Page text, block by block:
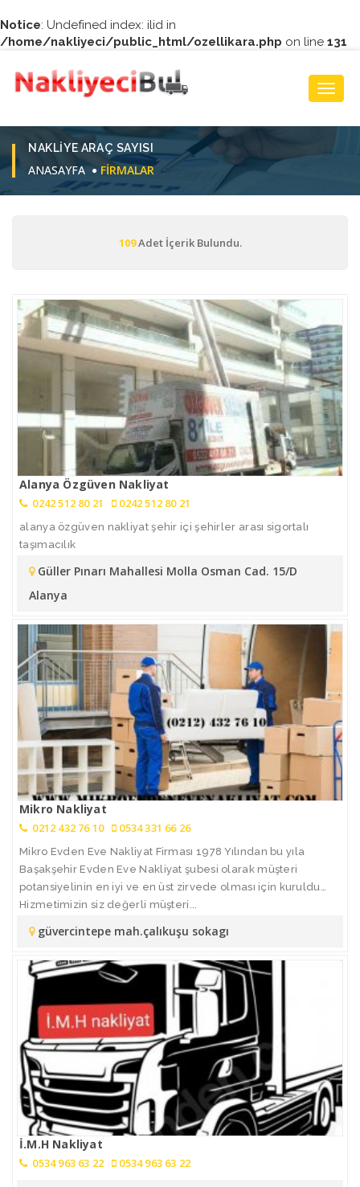
Notice: Undefined index: ilid in
/home/nakliyeci/public_html/ozellikara.php on line 131
NAKLIYE ARAÇ SAYISI
ANASAYFA FIRMALAR
109Adet İçerik Bulundu.
Alanya Özgüven Nakliyat
0242 512 80 21 0242 512 80 21
alanya özgüven nakliyat şehir içi şehirler arası sigortalı
taşımacılık
Güller Pınarı Mahallesi Molla Osman Cad. 15/D
Alanya
Mikro Nakliyat
0212 432 76 10 0534 331 66 26
Mikro Evden Eve Nakliyat Firması 1978 Yılından bu yıla
Başakşehir Evden Eve Nakliyat şubesi olarak müşteri
potansiyelinin en iyi ve en üst zirvede olması için kuruldu…
Hizmetimizin siz değerli müşteri...
güvercintepe mah.çalıkuşu sokagı
İ.M.H Nakliyat
0534 963 63 22 0534 963 63 22